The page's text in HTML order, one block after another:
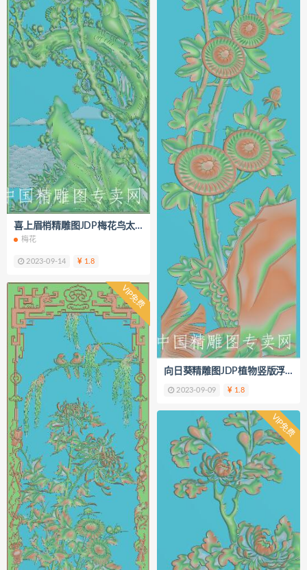
喜上眉梢精雕图JDP梅花鸟太阳浮雕图K227
梅花
2023-09-14 1.8
VIP免费
向日葵精雕图JDP植物竖版浮雕图
2023-09-09 1.8
VIP免费